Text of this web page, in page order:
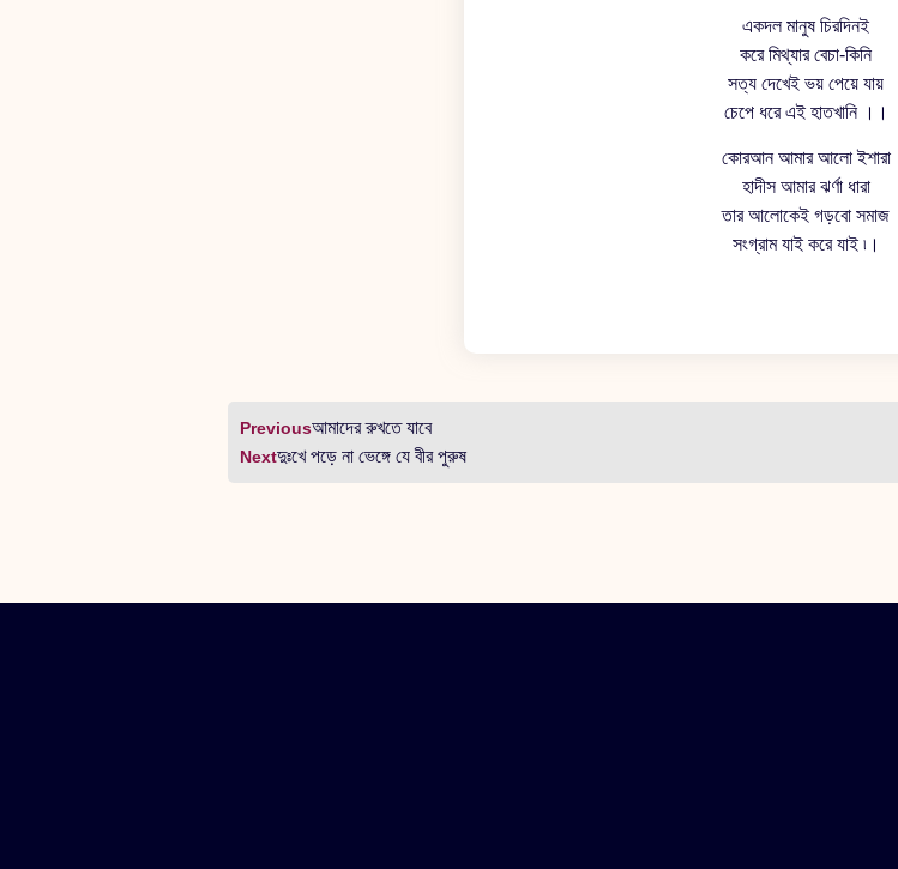
একদল মানুষ চিরদিনই
করে মিথ্যার বেচা-কিনি
সত্য দেখেই ভয় পেয়ে যায়
চেপে ধরে এই হাতখানি ।।
কোরআন আমার আলো ইশারা
হাদীস আমার ঝর্ণা ধারা
তার আলোকেই গড়বো সমাজ
সংগ্রাম যাই করে যাই ৷।
Previousআমাদের রুখতে যাবে
Nextদুঃখে পড়ে না ভেঙ্গে যে বীর পুরুষ